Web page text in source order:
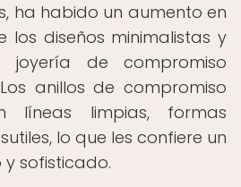
ha habido un aumento en
diseños minimalistas y
de compromiso
anillos de compromiso
líneas limpias, formas
lo que les confiere un
sofisticado.